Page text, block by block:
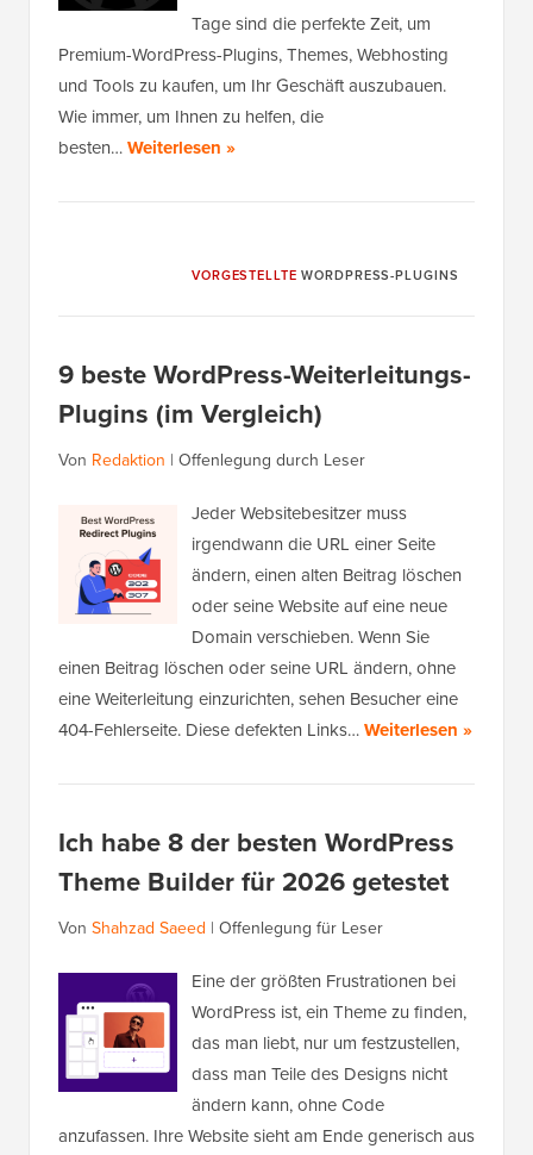
Tage sind die perfekte Zeit, um
Premium-WordPress-Plugins, Themes, Webhosting
und Tools zu kaufen, um Ihr Geschäft auszubauen.
Wie immer, um Ihnen zu helfen, die
besten…Weiterlesen »
VORGESTELLTE WORDPRESS-PLUGINS
9 beste WordPress-Weiterleitungs-
Plugins (im Vergleich)
Von Redaktion | Offenlegung durch Leser
Jeder Websitebesitzer muss
irgendwann die URL einer Seite
ändern, einen alten Beitrag löschen
oder seine Website auf eine neue
Domain verschieben. Wenn Sie
einen Beitrag löschen oder seine URL ändern, ohne
eine Weiterleitung einzurichten, sehen Besucher eine
404-Fehlerseite. Diese defekten Links…Weiterlesen »
Ich habe 8 der besten WordPress
Theme Builder für 2026 getestet
Von Shahzad Saeed | Offenlegung für Leser
Eine der größten Frustrationen bei
WordPress ist, ein Theme zu finden,
das man liebt, nur um festzustellen,
dass man Teile des Designs nicht
ändern kann, ohne Code
anzufassen. Ihre Website sieht am Ende generisch aus